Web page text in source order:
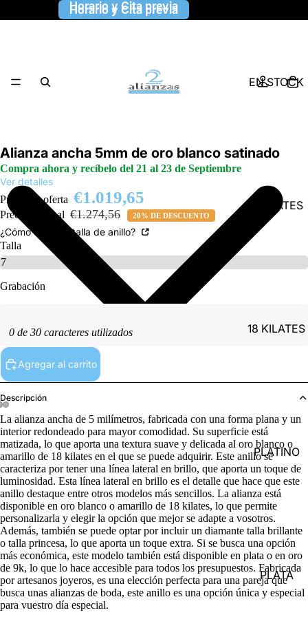
Horario y Cita previa
Horario y Cita previa
EN STOCK
9 KILATES
18 KILATES
PLATINO
PLATA
Alianza ancha 5mm de oro blanco satinado
Compra ahora y recíbelo del 21 al 23 de Septiembre
Ver detalles
Precio de oferta €1.019,65
Precio habitual €1.274,56 20% DE DESCUENTO
¿Cómo saber la talla de anillo?
Talla
Grabación
0 de 30 caracteres utilizados
Agregar al carrito
Descripción
La alianza ancha de 5 milímetros, fabricada con una forma plana y un
interior redondeado para mayor comodidad. Su superficie está
matizada, lo que aporta una textura suave y delicada al oro blanco o
amarillo de 18 kilates en el que se puede adquirir. Este anillo se
caracteriza por tener una línea lateral en brillo, que aporta un toque de
luminosidad. Esta línea lateral en brillo es el detalle que hace que este
anillo destaque entre otros modelos más sencillos. La alianza está
disponible en oro blanco o amarillo de 18 kilates, lo que permite
personalizarla y elegir la opción que mejor se adapte a vosotros.
Además, también se puede optar por incluir un diamante talla brillante
o talla princesa, lo que aporta un toque extra. Si se busca una opción
más económica, este modelo también está disponible en plata o en oro
de 9k, lo que lo hace accesible para todos los presupuestos. Fabricada
por artesanos joyeros, es una elección perfecta para una pareja que
busca unas alianzas de boda, este anillo es una opción única y especial
para vuestro día especial.